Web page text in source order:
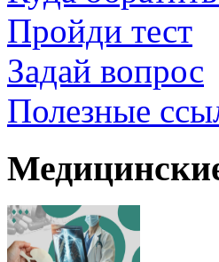
Пройди тест
Задай вопрос
Полезные